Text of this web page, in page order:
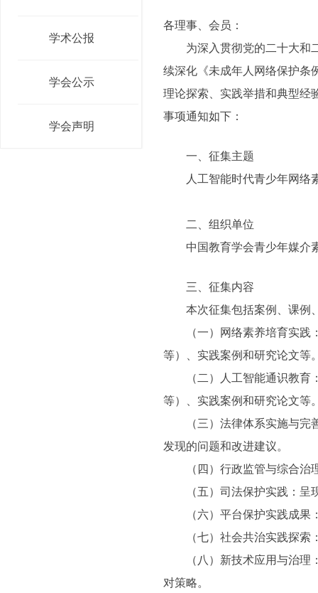
学术公报
学会公示
学会声明
各理事、会员：
为深入贯彻党的二十大和二
续深化《未成年人网络保护条
理论探索、实践举措和典型经
事项通知如下：
一、征集主题
人工智能时代青少年网络
二、组织单位
中国教育学会青少年媒介
三、征集内容
本次征集包括案例、课例
（一）网络素养培育实践：
等）、实践案例和研究论文等
（二）人工智能通识教育：
等）、实践案例和研究论文等
（三）法律体系实施与完善
发现的问题和改进建议。
（四）行政监管与综合治理
（五）司法保护实践：呈现
（六）平台保护实践成果：
（七）社会共治实践探索：
（八）新技术应用与治理：
对策略。